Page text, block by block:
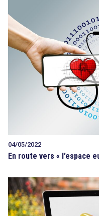
04/05/2022
En route vers « l’espace